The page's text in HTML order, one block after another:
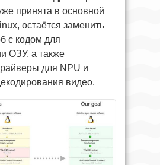
принята в основной
остаётся заменить
с кодом для
ОЗУ, а также
для NPU и
видео.